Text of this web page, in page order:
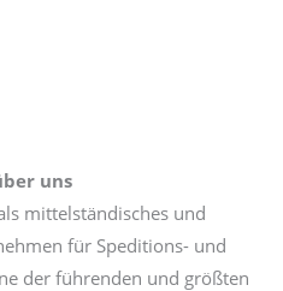
uns
mittelständisches und
für Speditions- und
der führenden und größten